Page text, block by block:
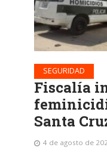
SEGURIDAD
Fiscalía
Santa
4 de agosto de